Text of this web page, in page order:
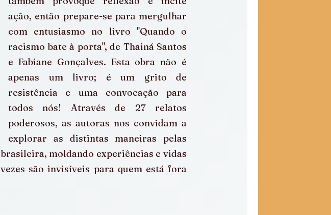
ação, então prepare-se para mergulhar
com entusiasmo no livro "Quando o
racismo bate à porta", de Thainá Santos
e Fabiane Gonçalves. Esta obra não é
apenas um livro; é um grito de
resistência e uma convocação para
todos nós! Através de 27 relatos
poderosos, as autoras nos convidam a
explorar as distintas maneiras pelas
moldando experiências e vidas
são invisíveis para quem está fora